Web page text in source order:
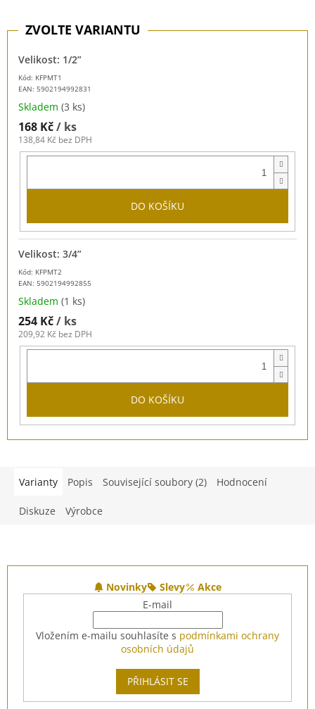
Kód: KFPMT1
EAN: 5902194992831
Velikost: 1/2”
Skladem (3 ks)
168 Kč/ ks
138,84 Kč bez DPH
DO KOŠÍKU
Kód: KFPMT2
EAN: 5902194992855
Velikost: 3/4”
Skladem (1 ks)
254 Kč/ ks
209,92 Kč bez DPH
DO KOŠÍKU
Varianty Popis Související soubory (2) Hodnocení
Diskuze Výrobce
Novinky Slevy
Akce
E-mail
Vložením e-mailu souhlasíte s podmínkami ochrany
osobních údajů
PŘIHLÁSIT SE